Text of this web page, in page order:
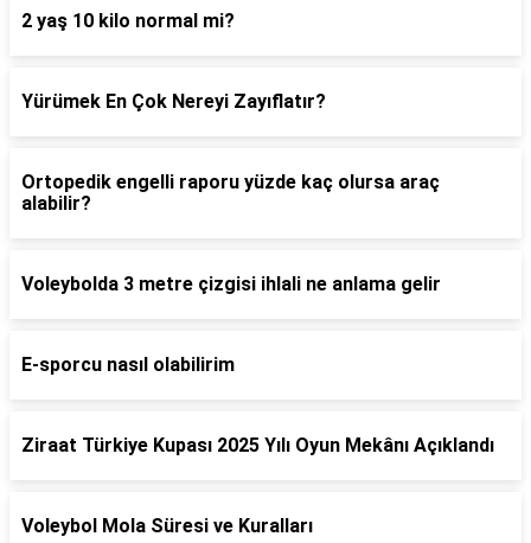
2 yaş 10 kilo normal mi?
Yürümek En Çok Nereyi Zayıflatır?
Ortopedik engelli raporu yüzde kaç olursa araç
alabilir?
Voleybolda 3 metre çizgisi ihlali ne anlama gelir
E-sporcu nasıl olabilirim
Ziraat Türkiye Kupası 2025 Yılı Oyun Mekânı Açıklandı
Voleybol Mola Süresi ve Kuralları